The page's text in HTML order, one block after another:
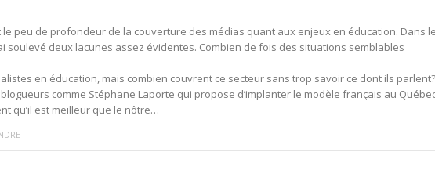
le peu de profondeur de la couverture des médias quant aux enjeux en éducation. Dans
soulevé deux lacunes assez évidentes. Combien de fois des situations semblables
en éducation, mais combien couvrent ce secteur sans trop savoir ce dont ils
blogueurs comme Stéphane Laporte qui propose d’implanter le modèle français au
qu’il est meilleur que le nôtre…